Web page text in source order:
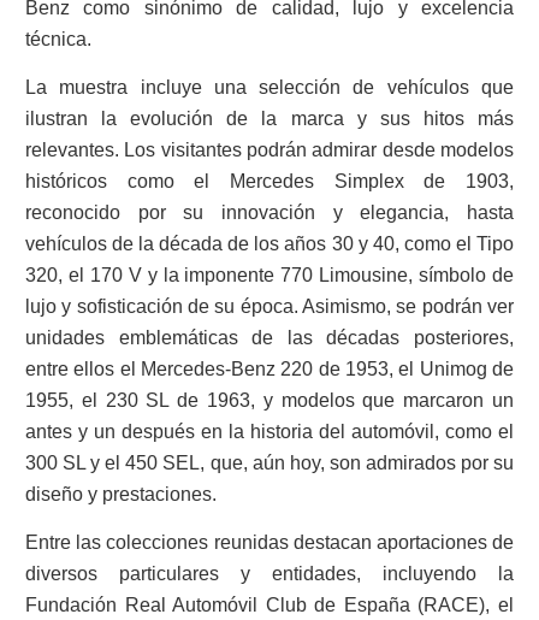
Benz como sinónimo de calidad, lujo y excelencia
técnica.
La muestra incluye una selección de vehículos que
ilustran la evolución de la marca y sus hitos más
relevantes. Los visitantes podrán admirar desde modelos
históricos como el Mercedes Simplex de 1903,
reconocido por su innovación y elegancia, hasta
vehículos de la década de los años 30 y 40, como el Tipo
320, el 170 V y la imponente 770 Limousine, símbolo de
lujo y sofisticación de su época. Asimismo, se podrán ver
unidades emblemáticas de las décadas posteriores,
entre ellos el Mercedes-Benz 220 de 1953, el Unimog de
1955, el 230 SL de 1963, y modelos que marcaron un
antes y un después en la historia del automóvil, como el
300 SL y el 450 SEL, que, aún hoy, son admirados por su
diseño y prestaciones.
Entre las colecciones reunidas destacan aportaciones de
diversos particulares y entidades, incluyendo la
Fundación Real Automóvil Club de España (RACE), el